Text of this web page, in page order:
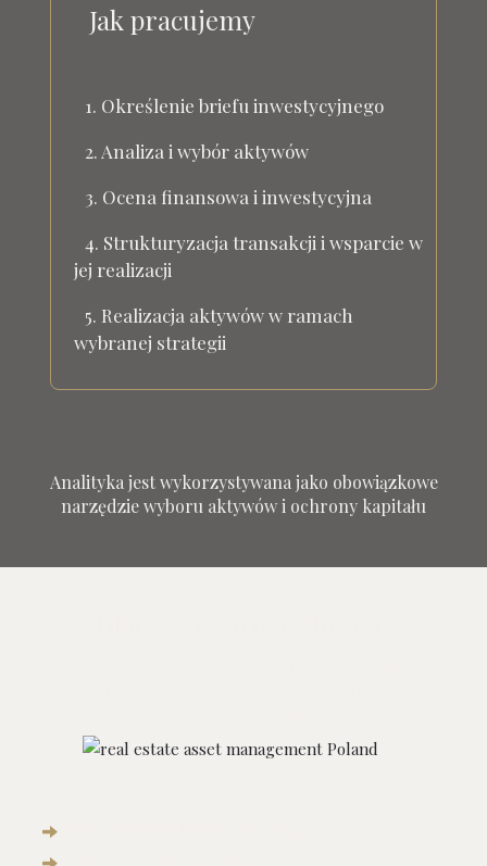
Jak pracujemy
1. Określenie briefu inwestycyjnego
2. Analiza i wybór aktywów
3. Ocena finansowa i inwestycyjna
4. Strukturyzacja transakcji i wsparcie w
jej realizacji
5. Realizacja aktywów w ramach
wybranej strategii
Analityka jest wykorzystywana jako obowiązkowe
narzędzie wyboru aktywów i ochrony kapitału